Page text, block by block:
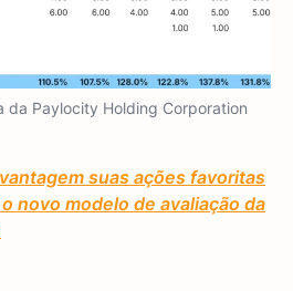
da Paylocity Holding Corporation
suas ações favoritas
novo modelo de avaliação da